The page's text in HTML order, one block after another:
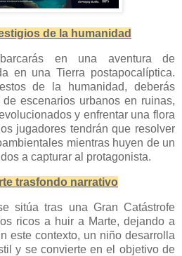
de la humanidad
en una aventura de
en una Tierra postapocalíptica.
de la humanidad, deberás
escenarios urbanos en ruinas,
y enfrentar una flora
jugadores tendrán que resolver
mientras huyen de un
a capturar al protagonista.
trasfondo narrativo
sitúa tras una Gran Catástrofe
ricos a huir a Marte, dejando a
este contexto, un niño desarrolla
y se convierte en el objetivo de